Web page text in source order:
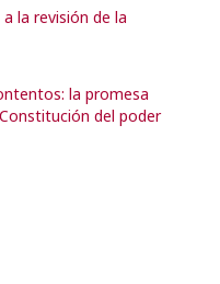
la revisión de la
la promesa
del poder